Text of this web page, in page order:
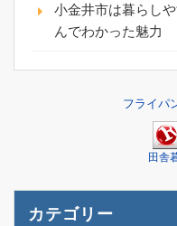
小金井市は暮らし
んでわかった魅力
フライパ
田舎
カテゴリー